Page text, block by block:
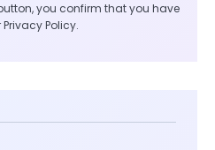
you confirm that you have
Policy.